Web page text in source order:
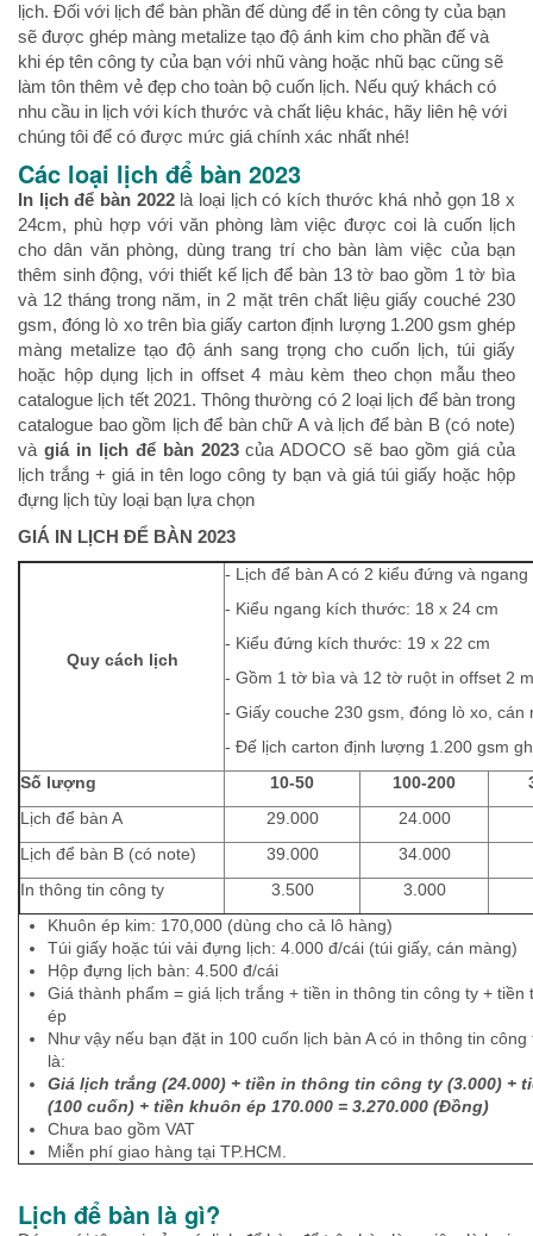
lịch. Đối với lịch để bàn phần đế dùng để in tên công ty của bạn
sẽ được ghép màng metalize tạo độ ánh kim cho phần đế và
khi ép tên công ty của bạn với nhũ vàng hoặc nhũ bạc cũng sẽ
làm tôn thêm vẻ đẹp cho toàn bộ cuốn lịch. Nếu quý khách có
nhu cầu in lịch với kích thước và chất liệu khác, hãy liên hệ với
chúng tôi để có được mức giá chính xác nhất nhé!
Các loại lịch để bàn 2023
In lịch để bàn 2022 là loại lịch có kích thước khá nhỏ gọn 18 x
24cm, phù hợp với văn phòng làm việc được coi là cuốn lịch
cho dân văn phòng, dùng trang trí cho bàn làm việc của bạn
thêm sinh động, với thiết kế lịch để bàn 13 tờ bao gồm 1 tờ bìa
và 12 tháng trong năm, in 2 mặt trên chất liệu giấy couché 230
gsm, đóng lò xo trên bìa giấy carton định lượng 1.200 gsm ghép
màng metalize tạo độ ánh sang trọng cho cuốn lịch, túi giấy
hoặc hộp dụng lịch in offset 4 màu kèm theo chọn mẫu theo
catalogue lịch tết 2021. Thông thường có 2 loại lịch để bàn trong
catalogue bao gồm lịch để bàn chữ A và lịch để bàn B (có note)
và giá in lịch để bàn 2023của ADOCO sẽ bao gồm giá của
lịch trắng + giá in tên logo công ty bạn và giá túi giấy hoặc hộp
đựng lịch tùy loại bạn lựa chọn
GIÁ IN LỊCH ĐỂ BÀN 2023
Quy cách lịch
- Lịch để bàn A có 2 kiểu đứng và ngang
- Kiểu ngang kích thước: 18 x 24 cm
- Kiểu đứng kích thước: 19 x 22 cm
- Gồm 1 tờ bìa và 12 tờ ruột in offset 2
- Giấy couche 230 gsm, đóng lò xo, cán
- Đế lịch carton định lượng 1.200 gsm
Số lượng
10-50 100-200
Lịch để bàn A
29.000
24.000
Lịch để bàn B (có note)
39.000
34.000
In thông tin công ty
3.500
3.000
Khuôn ép kim: 170,000 (dùng cho cả lô hàng)
Túi giấy hoặc túi vải đựng lịch: 4.000 đ/cái (túi giấy, cán màng)
Hộp đựng lịch bàn: 4.500 đ/cái
Giá thành phẩm = giá lịch trắng + tiền in thông tin công ty +
ép
Như vậy nếu bạn đặt in 100 cuốn lịch bàn A có in thông tin
là:
Giá lịch trắng (24.000) + tiền in thông tin công ty (3.000)
(100 cuốn) + tiền khuôn ép 170.000 = 3.270.000 (Đồng)
Chưa bao gồm VAT
Miễn phí giao hàng tại TP.HCM.
Lịch để bàn là gì?